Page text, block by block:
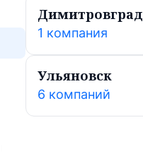
Димитровград
1 компания
Ульяновск
6 компаний